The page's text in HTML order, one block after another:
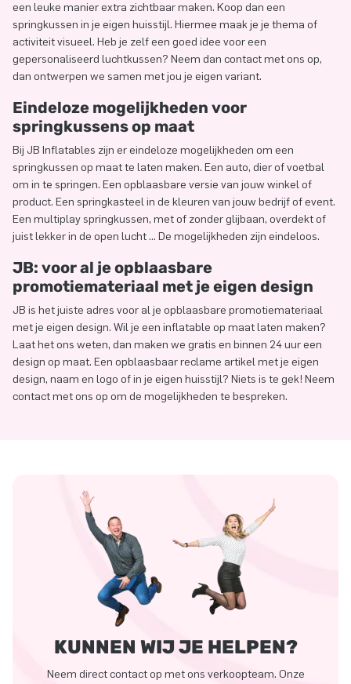
een leuke manier extra zichtbaar maken. Koop dan een
springkussen in je eigen huisstijl. Hiermee maak je je thema of
activiteit visueel. Heb je zelf een goed idee voor een
gepersonaliseerd luchtkussen? Neem dan contact met ons op,
dan ontwerpen we samen met jou je eigen variant.
Eindeloze mogelijkheden voor
springkussens op maat
Bij JB Inflatables zijn er eindeloze mogelijkheden om een
springkussen op maat te laten maken. Een auto, dier of voetbal
om in te springen. Een opblaasbare versie van jouw winkel of
product. Een springkasteel in de kleuren van jouw bedrijf of event.
Een multiplay springkussen, met of zonder glijbaan, overdekt of
juist lekker in de open lucht … De mogelijkheden zijn eindeloos.
JB: voor al je opblaasbare
promotiemateriaal met je eigen design
JB is het juiste adres voor al je opblaasbare promotiemateriaal
met je eigen design. Wil je een inflatable op maat laten maken?
Laat het ons weten, dan maken we gratis en binnen 24 uur een
design op maat. Een opblaasbaar reclame artikel met je eigen
design, naam en logo of in je eigen huisstijl? Niets is te gek! Neem
contact met ons op om de mogelijkheden te bespreken.
KUNNEN WIJ JE HELPEN?
Neem direct contact op met ons verkoopteam. Onze